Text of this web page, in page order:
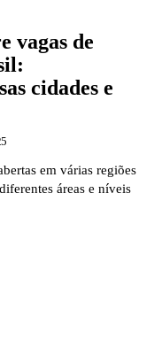
vagas de
cidades e
em várias regiões
áreas e níveis